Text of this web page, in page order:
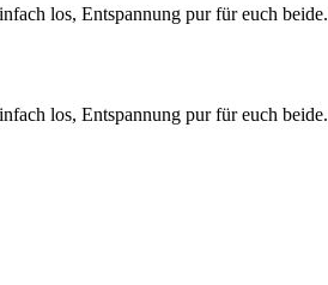
los, Entspannung pur für euch beide.
los, Entspannung pur für euch beide.